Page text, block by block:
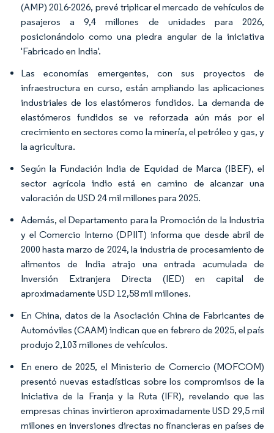
(AMP) 2016-2026, prevé triplicar el mercado de vehículos de
pasajeros a 9,4 millones de unidades para 2026,
posicionándolo como una piedra angular de la iniciativa
'Fabricado en India'.
Las economías emergentes, con sus proyectos de
infraestructura en curso, están ampliando las aplicaciones
industriales de los elastómeros fundidos. La demanda de
elastómeros fundidos se ve reforzada aún más por el
crecimiento en sectores como la minería, el petróleo y gas, y
la agricultura.
Según la Fundación India de Equidad de Marca (IBEF), el
sector agrícola indio está en camino de alcanzar una
valoración de USD 24 mil millones para 2025.
Además, el Departamento para la Promoción de la Industria
y el Comercio Interno (DPIIT) informa que desde abril de
2000 hasta marzo de 2024, la industria de procesamiento de
alimentos de India atrajo una entrada acumulada de
Inversión Extranjera Directa (IED) en capital de
aproximadamente USD 12,58 mil millones.
En China, datos de la Asociación China de Fabricantes de
Automóviles (CAAM) indican que en febrero de 2025, el país
produjo 2,103 millones de vehículos.
En enero de 2025, el Ministerio de Comercio (MOFCOM)
presentó nuevas estadísticas sobre los compromisos de la
Iniciativa de la Franja y la Ruta (IFR), revelando que las
empresas chinas invirtieron aproximadamente USD 29,5 mil
millones en inversiones directas no financieras en países de